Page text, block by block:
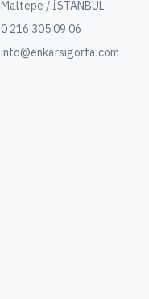
Maltepe / İSTANBUL
0 216 305 09 06
info@enkarsigorta.com